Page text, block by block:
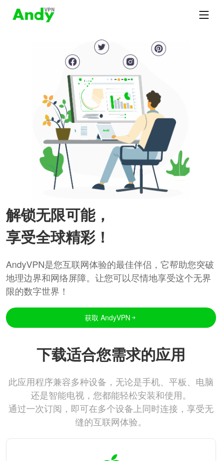
解锁无限可能，
享受全球精彩！
AndyVPN是您互联网体验的最佳伴侣，它帮助您突破
地理边界和网络屏障。让您可以尽情地享受这个无界
限的数字世界！
获取 AndyVPN
下载适合您需求的应用
此应用程序兼容多种设备，无论是手机、平板、电脑
还是智能电视，您都能轻松安装和使用。
通过一次订阅，即可在多个设备上同时连接，享受无
缝的互联网体验。